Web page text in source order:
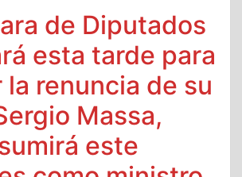
de Diputados
esta tarde para
renuncia de su
Massa,
este